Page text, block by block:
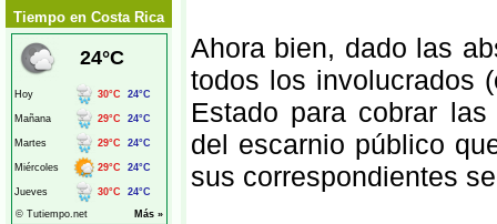
Tiempo en Costa Rica
Ahora bien, dado las
todos los involucrados
Estado para cobrar
del escarnio público
sus correspondientes